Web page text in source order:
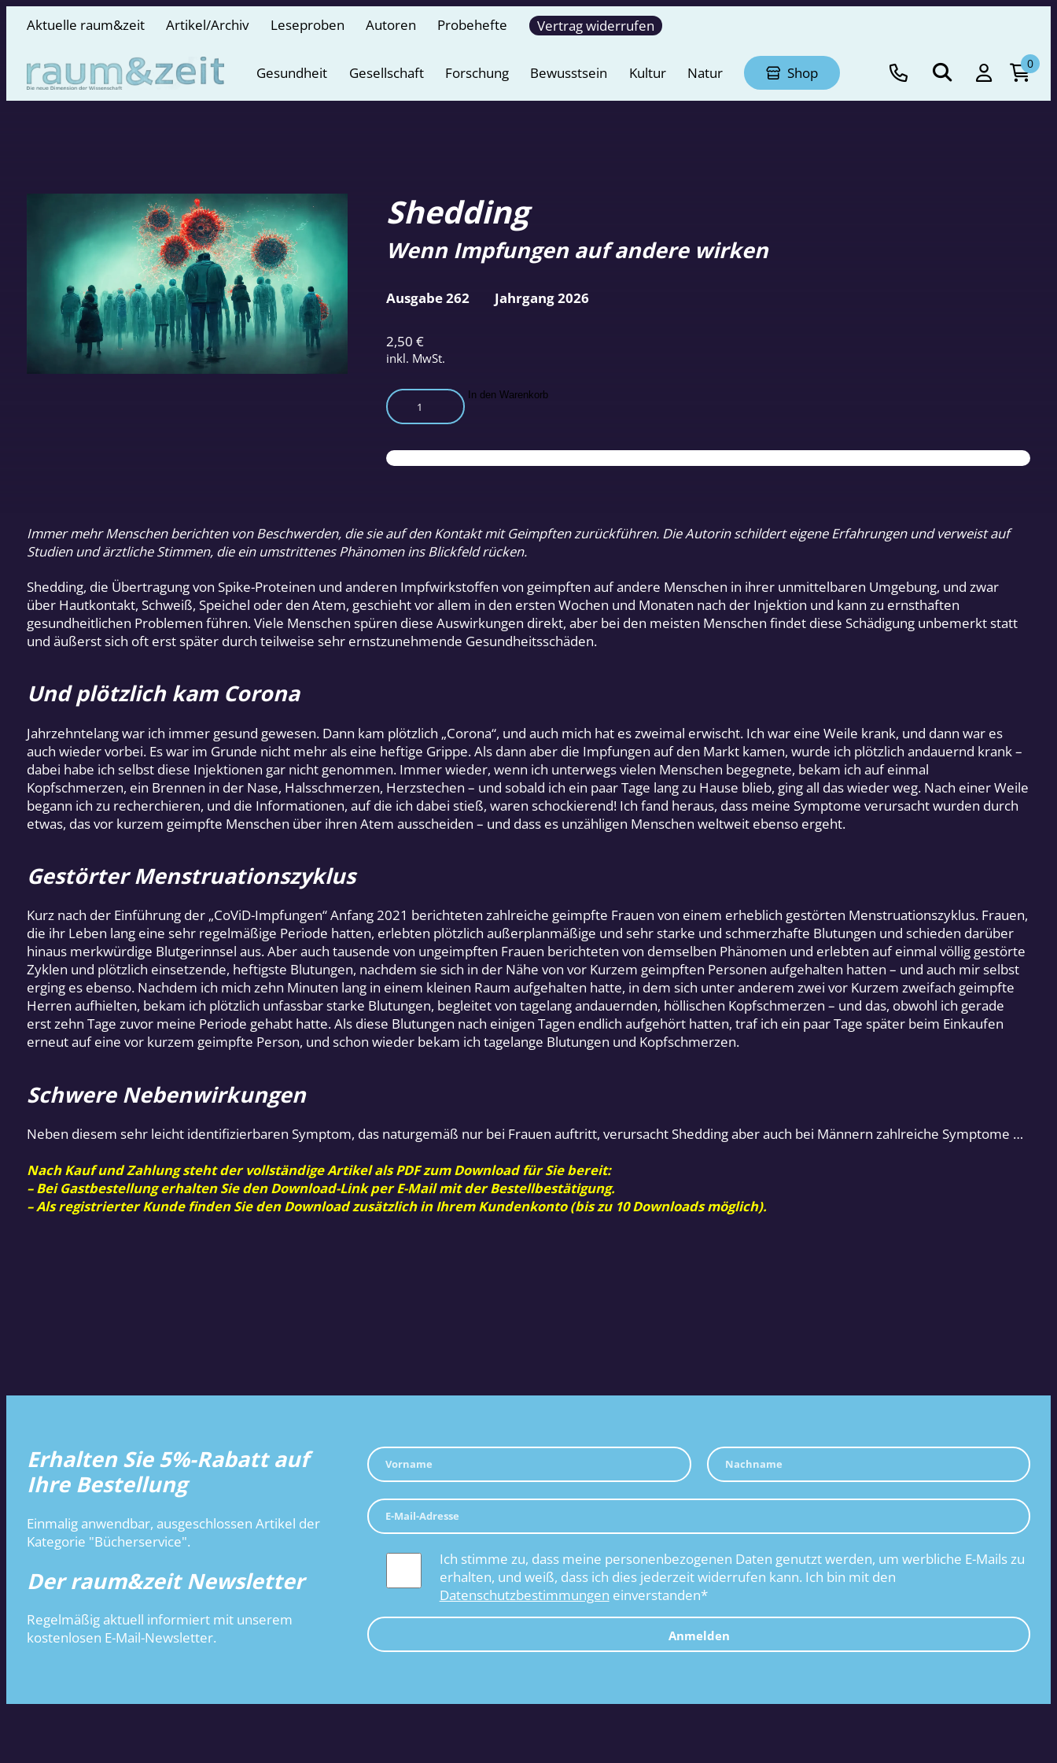
Aktuelle raum&zeit Artikel/Archiv Leseproben Autoren Probehefte Vertrag widerrufen
Gesundheit Gesellschaft Forschung Bewusstsein Kultur Natur Shop
0
Shedding
2,50 €
inkl. MwSt.
Wenn Impfungen auf andere wirken
Shedding
Menge
In den Warenkorb
Ausgabe 262 Jahrgang 2026
Immer mehr Menschen berichten von Beschwerden, die sie auf den Kontakt mit Geimpften zurückführen. Die Autorin schildert eigene Erfahrungen und verweist auf
Studien und ärztliche Stimmen, die ein umstrittenes Phänomen ins Blickfeld rücken.
Shedding, die Übertragung von Spike-Proteinen und anderen Impfwirkstoffen von geimpften auf andere Menschen in ihrer unmittelbaren Umgebung, und zwar
über Hautkontakt, Schweiß, Speichel oder den Atem, geschieht vor allem in den ersten Wochen und Monaten nach der Injektion und kann zu ernsthaften
gesundheitlichen Problemen führen. Viele Menschen spüren diese Auswirkungen direkt, aber bei den meisten Menschen findet diese Schädigung unbemerkt statt
und äußerst sich oft erst später durch teilweise sehr ernstzunehmende Gesundheitsschäden.
Und plötzlich kam Corona
Jahrzehntelang war ich immer gesund gewesen. Dann kam plötzlich „Corona“, und auch mich hat es zweimal erwischt. Ich war eine Weile krank, und dann war es
auch wieder vorbei. Es war im Grunde nicht mehr als eine heftige Grippe. Als dann aber die Impfungen auf den Markt kamen, wurde ich plötzlich andauernd krank –
dabei habe ich selbst diese Injektionen gar nicht genommen. Immer wieder, wenn ich unterwegs vielen Menschen begegnete, bekam ich auf einmal
Kopfschmerzen, ein Brennen in der Nase, Halsschmerzen, Herzstechen – und sobald ich ein paar Tage lang zu Hause blieb, ging all das wieder weg. Nach einer Weile
begann ich zu recherchieren, und die Informationen, auf die ich dabei stieß, waren schockierend! Ich fand heraus, dass meine Symptome verursacht wurden durch
etwas, das vor kurzem geimpfte Menschen über ihren Atem ausscheiden – und dass es unzähligen Menschen weltweit ebenso ergeht.
Gestörter Menstruationszyklus
Kurz nach der Einführung der „CoViD-Impfungen“ Anfang 2021 berichteten zahlreiche geimpfte Frauen von einem erheblich gestörten Menstruationszyklus. Frauen,
die ihr Leben lang eine sehr regelmäßige Periode hatten, erlebten plötzlich außerplanmäßige und sehr starke und schmerzhafte Blutungen und schieden darüber
hinaus merkwürdige Blutgerinnsel aus. Aber auch tausende von ungeimpften Frauen berichteten von demselben Phänomen und erlebten auf einmal völlig gestörte
Zyklen und plötzlich einsetzende, heftigste Blutungen, nachdem sie sich in der Nähe von vor Kurzem geimpften Personen aufgehalten hatten – und auch mir selbst
erging es ebenso. Nachdem ich mich zehn Minuten lang in einem kleinen Raum aufgehalten hatte, in dem sich unter anderem zwei vor Kurzem zweifach geimpfte
Herren aufhielten, bekam ich plötzlich unfassbar starke Blutungen, begleitet von tagelang andauernden, höllischen Kopfschmerzen – und das, obwohl ich gerade
erst zehn Tage zuvor meine Periode gehabt hatte. Als diese Blutungen nach einigen Tagen endlich aufgehört hatten, traf ich ein paar Tage später beim Einkaufen
erneut auf eine vor kurzem geimpfte Person, und schon wieder bekam ich tagelange Blutungen und Kopfschmerzen.
Schwere Nebenwirkungen
Neben diesem sehr leicht identifizierbaren Symptom, das naturgemäß nur bei Frauen auftritt, verursacht Shedding aber auch bei Männern zahlreiche Symptome …
Nach Kauf und Zahlung steht der vollständige Artikel als PDF zum Download für Sie bereit:
– Bei Gastbestellung erhalten Sie den Download-Link per E-Mail mit der Bestellbestätigung.
– Als registrierter Kunde finden Sie den Download zusätzlich in Ihrem Kundenkonto (bis zu 10 Downloads möglich).
Erhalten Sie 5%-Rabatt auf
Ihre Bestellung
Einmalig anwendbar, ausgeschlossen Artikel der
Kategorie "Bücherservice".
Der raum&zeit Newsletter
Regelmäßig aktuell informiert mit unserem
kostenlosen E-Mail-Newsletter.
Ich stimme zu, dass meine personenbezogenen Daten genutzt werden, um werbliche E-Mails zu
erhalten, und weiß, dass ich dies jederzeit widerrufen kann. Ich bin mit den
Datenschutzbestimmungen einverstanden*
Anmelden